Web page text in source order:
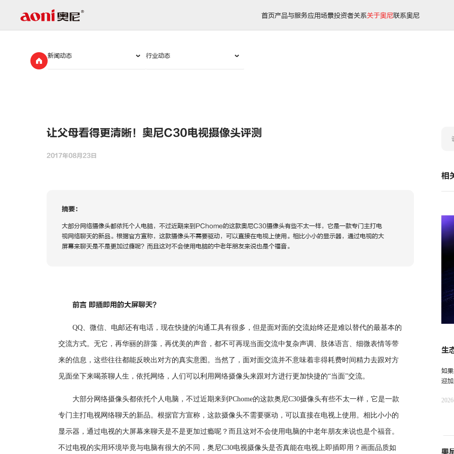
动
首页产品与服务应用场景投资者关系关于奥尼联系奥尼
让父母看得更清晰！奥尼C30电视摄像头评测
2017年08月23日
摘要：
大部分网络摄像头都依托个人电脑，不过近期来到PChome的这款奥尼C30摄像头有些不太一样，它是一款专门主打电
视网络聊天的新品。根据官方宣称，这款摄像头不需要驱动，可以直接在电视上使用。相比小小的显示器，通过电视的大
屏幕来聊天是不是更加过瘾呢？而且这对不会使用电脑的中老年朋友来说也是个福音。
前言 即插即用的大屏聊天？
QQ、微信、电邮还有电话，现在快捷的沟通工具有很多，但是面对面的交流始终还是难以替代的最基本的
交流方式。无它，再华丽的辞藻，再优美的声音，都不可再现当面交流中复杂声调、肢体语言、细微表情等带
来的信息，这些往往都能反映出对方的真实意图。当然了，面对面交流并不意味着非得耗费时间精力去跟对方
见面坐下来喝茶聊人生，依托网络，人们可以利用网络摄像头来跟对方进行更加快捷的“当面”交流。
大部分网络摄像头都依托个人电脑，不过近期来到PChome的这款奥尼C30摄像头有些不太一样，它是一款
专门主打电视网络聊天的新品。根据官方宣称，这款摄像头不需要驱动，可以直接在电视上使用。相比小小的
显示器，通过电视的大屏幕来聊天是不是更加过瘾呢？而且这对不会使用电脑的中老年朋友来说也是个福音。
不过电视的实用环境毕竟与电脑有很大的不同，奥尼C30电视摄像头是否真能在电视上即插即用？画面品质如
相
生
如
迎
奥